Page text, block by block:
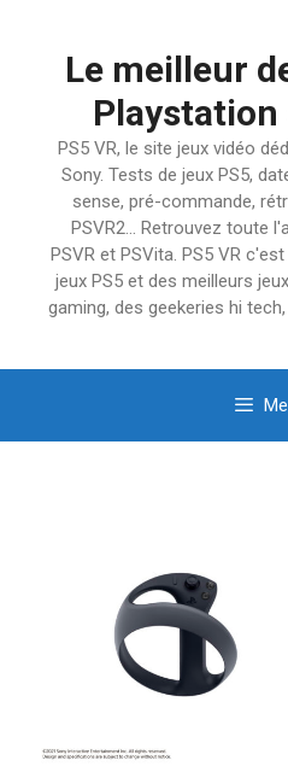
Le meilleur
Playstation
PS5 VR, le site jeux vidéo
Sony. Tests de jeux PS5,
sense, pré-commande,
PSVR2… Retrouvez toute
PSVR et PSVita. PS5 VR
jeux PS5 et des meilleurs
gaming, des geekeries hi